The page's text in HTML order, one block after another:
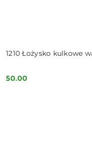
1210 Łożysko kulkowe
Cena:
50.00